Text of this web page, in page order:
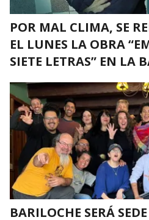
POR MAL CLIMA, SE
EL LUNES LA OBRA
SIETE LETRAS” EN LA
BARILOCHE SERÁ